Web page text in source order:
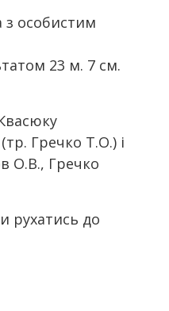
з особистим
23 м. 7 см.
Гречко Т.О.) і
О.В., Гречко
рухатись до